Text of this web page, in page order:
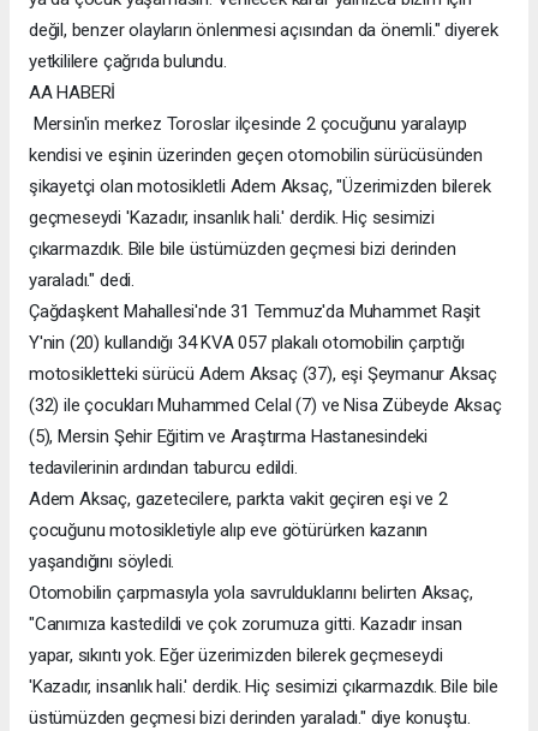
değil, benzer olayların önlenmesi açısından da önemli." diyerek
yetkililere çağrıda bulundu.
AA HABERİ
Mersin'in merkez Toroslar ilçesinde 2 çocuğunu yaralayıp
kendisi ve eşinin üzerinden geçen otomobilin sürücüsünden
şikayetçi olan motosikletli Adem Aksaç, "Üzerimizden bilerek
geçmeseydi 'Kazadır, insanlık hali.' derdik. Hiç sesimizi
çıkarmazdık. Bile bile üstümüzden geçmesi bizi derinden
yaraladı." dedi.
Çağdaşkent Mahallesi'nde 31 Temmuz'da Muhammet Raşit
Y'nin (20) kullandığı 34 KVA 057 plakalı otomobilin çarptığı
motosikletteki sürücü Adem Aksaç (37), eşi Şeymanur Aksaç
(32) ile çocukları Muhammed Celal (7) ve Nisa Zübeyde Aksaç
(5), Mersin Şehir Eğitim ve Araştırma Hastanesindeki
tedavilerinin ardından taburcu edildi.
Adem Aksaç, gazetecilere, parkta vakit geçiren eşi ve 2
çocuğunu motosikletiyle alıp eve götürürken kazanın
yaşandığını söyledi.
Otomobilin çarpmasıyla yola savrulduklarını belirten Aksaç,
"Canımıza kastedildi ve çok zorumuza gitti. Kazadır insan
yapar, sıkıntı yok. Eğer üzerimizden bilerek geçmeseydi
'Kazadır, insanlık hali.' derdik. Hiç sesimizi çıkarmazdık. Bile bile
üstümüzden geçmesi bizi derinden yaraladı." diye konuştu.